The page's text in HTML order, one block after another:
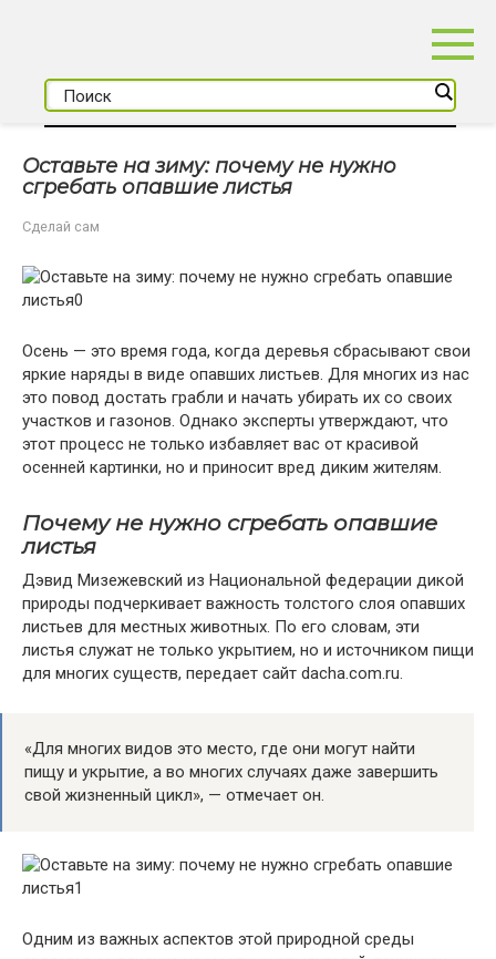
Оставьте на зиму: почему не нужно
сгребать опавшие листья
Сделай сам
Осень — это время года, когда деревья сбрасывают свои
яркие наряды в виде опавших листьев. Для многих из нас
это повод достать грабли и начать убирать их со своих
участков и газонов. Однако эксперты утверждают, что
этот процесс не только избавляет вас от красивой
осенней картинки, но и приносит вред диким жителям.
Почему не нужно сгребать опавшие
листья
Дэвид Мизежевский из Национальной федерации дикой
природы подчеркивает важность толстого слоя опавших
листьев для местных животных. По его словам, эти
листья служат не только укрытием, но и источником пищи
для многих существ, передает сайт dacha.com.ru.
«Для многих видов это место, где они могут найти
пищу и укрытие, а во многих случаях даже завершить
свой жизненный цикл», — отмечает он.
Одним из важных аспектов этой природной среды